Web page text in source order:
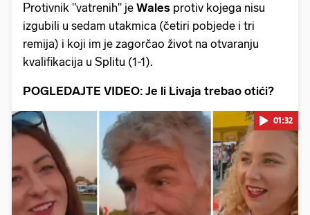
Protivnik "vatrenih" je Wales protiv kojega nisu
izgubili u sedam utakmica (četiri pobjede i tri
remija) i koji im je zagorčao život na otvaranju
kvalifikacija u Splitu (1-1).
POGLEDAJTE VIDEO: Je li Livaja trebao otići?
Pokretanje videa...
01:32